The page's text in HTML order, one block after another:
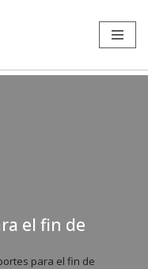
el fin de
para el fin de